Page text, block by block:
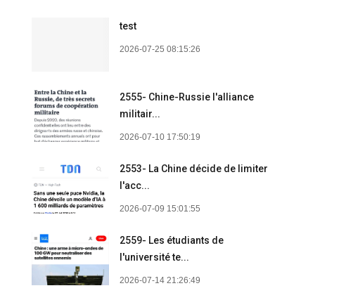
test
2026-07-25 08:15:26
2555- Chine-Russie l'alliance
militair...
2026-07-10 17:50:19
2553- La Chine décide de limiter
l'acc...
2026-07-09 15:01:55
2559- Les étudiants de
l'université te...
2026-07-14 21:26:49